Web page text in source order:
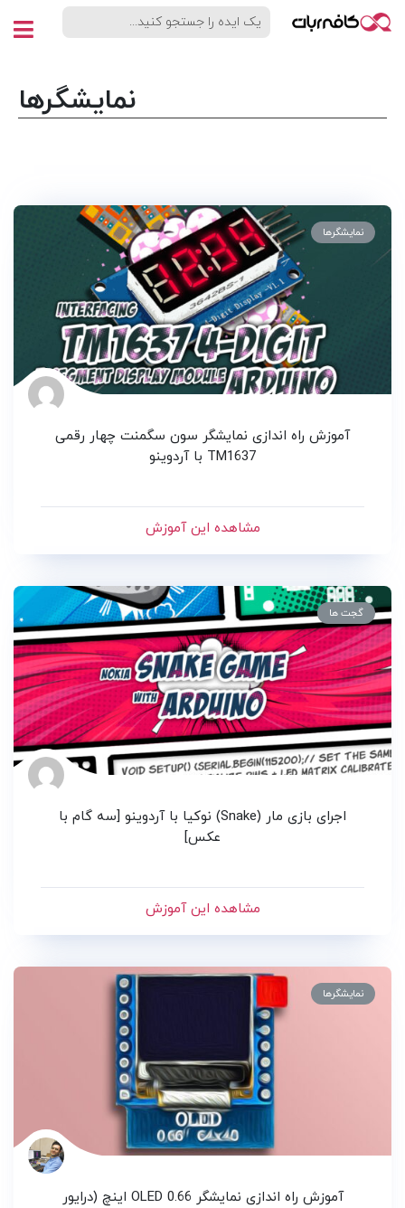
نمایشگرها
نمایشگرها
آموزش راه اندازی نمایشگر سون سگمنت چهار رقمی
TM1637 با آردوینو
مشاهده این آموزش
گجت ها
اجرای بازی مار (Snake) نوکیا با آردوینو [سه گام با
عکس]
مشاهده این آموزش
نمایشگرها
آموزش راه اندازی نمایشگر OLED 0.66 اینچ (درایور